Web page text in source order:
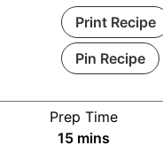
Print Recipe
Pin Recipe
Prep Time
15minutes
mins